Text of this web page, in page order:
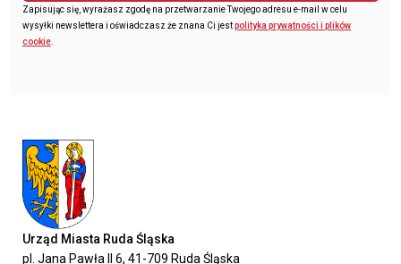
Zapisując się, wyrażasz zgodę na przetwarzanie Twojego adresu e-mail w celu
wysyłki newslettera i oświadczasz że znana Ci jestpolityka prywatności i plików
cookie.
Urząd Miasta Ruda Śląska
pl. Jana Pawła II 6, 41-709 Ruda Śląska